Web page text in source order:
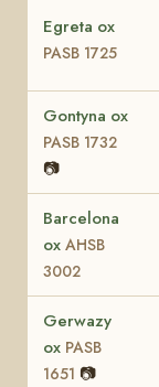
Egreta ox
PASB 1725
Gontyna ox
PASB 1732
📷
Barcelona
ox AHSB
3002
Gerwazy
ox PASB
1651 📷